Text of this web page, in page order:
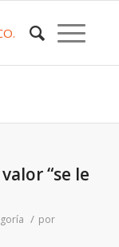
“se le
/ por